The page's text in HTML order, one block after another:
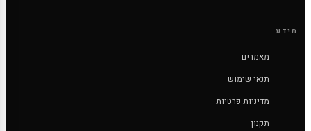
מידע
מאמרים
תנאי שימוש
מדיניות פרטיות
תקנון